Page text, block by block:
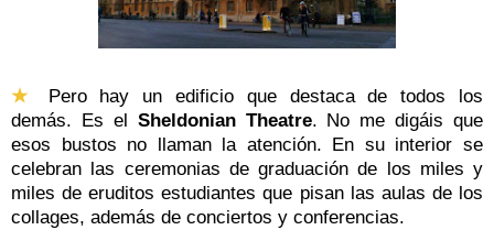
★ Pero hay un edificio que destaca de todos los
demás. Es el Sheldonian Theatre. No me digáis que
esos bustos no llaman la atención. En su interior se
celebran las ceremonias de graduación de los miles y
miles de eruditos estudiantes que pisan las aulas de los
collages, además de conciertos y conferencias.